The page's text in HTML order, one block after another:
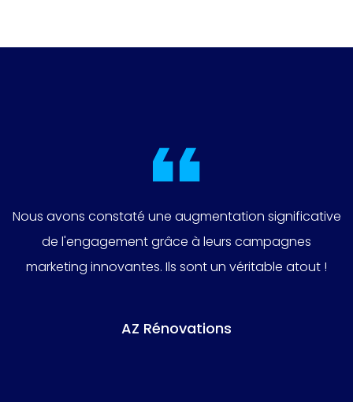
Nous avons constaté une augmentation significative
de l'engagement grâce à leurs campagnes
marketing innovantes. Ils sont un véritable atout !
AZ Rénovations